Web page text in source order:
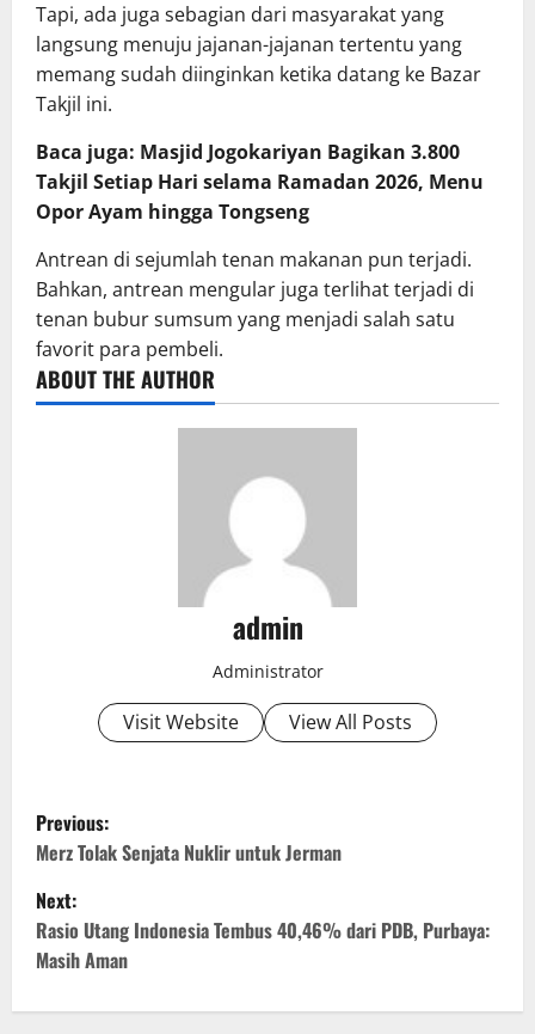
Tapi, ada juga sebagian dari masyarakat yang
langsung menuju jajanan-jajanan tertentu yang
memang sudah diinginkan ketika datang ke Bazar
Takjil ini.
Baca juga: Masjid Jogokariyan Bagikan 3.800
Takjil Setiap Hari selama Ramadan 2026, Menu
Opor Ayam hingga Tongseng
Antrean di sejumlah tenan makanan pun terjadi.
Bahkan, antrean mengular juga terlihat terjadi di
tenan bubur sumsum yang menjadi salah satu
favorit para pembeli.
ABOUT THE AUTHOR
admin
Administrator
Visit Website View All Posts
P
o
s
t
n
Previous:
Merz Tolak Senjata Nuklir untuk Jerman
Next:
Rasio Utang Indonesia Tembus 40,46% dari PDB, Purbaya:
Masih Aman